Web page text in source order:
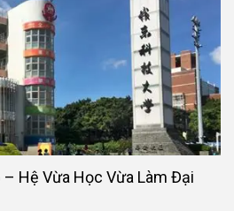
Hệ Vừa Học Vừa Làm Đại